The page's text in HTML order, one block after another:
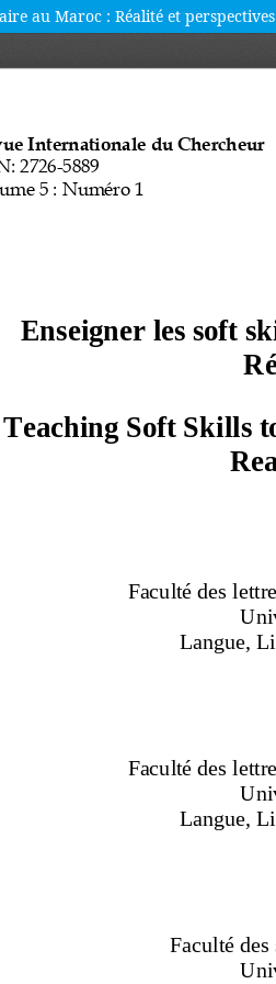
au Maroc : Réalité et perspectives